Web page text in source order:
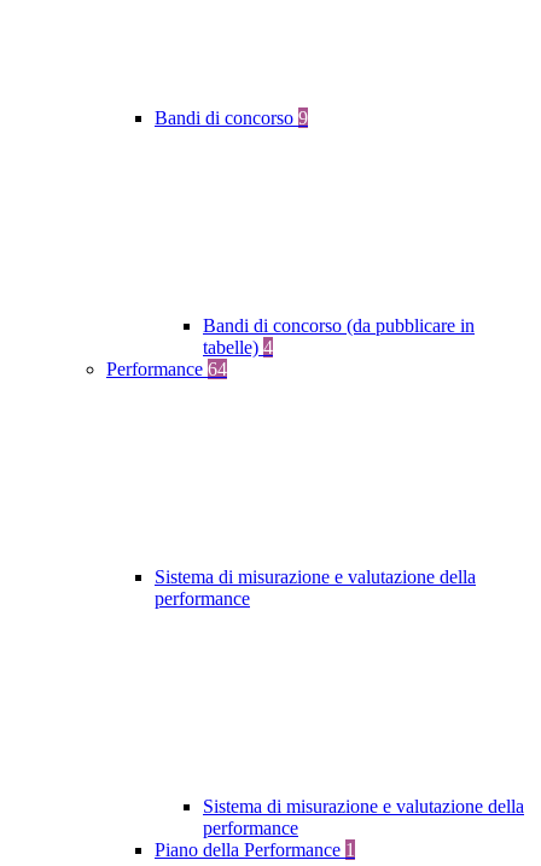
Bandi di concorso 9
Bandi di concorso (da pubblicare in
tabelle) 4
Performance 64
Sistema di misurazione e valutazione della
performance
Sistema di misurazione e valutazione della
performance
Piano della Performance 1